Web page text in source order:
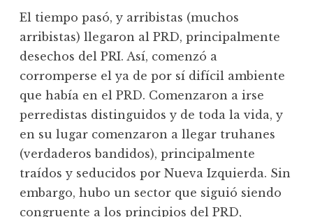
El tiempo pasó, y arribistas (muchos
arribistas) llegaron al PRD, principalmente
desechos del PRI. Así, comenzó a
corromperse el ya de por sí difícil ambiente
que había en el PRD. Comenzaron a irse
perredistas distinguidos y de toda la vida, y
en su lugar comenzaron a llegar truhanes
(verdaderos bandidos), principalmente
traídos y seducidos por Nueva Izquierda. Sin
embargo, hubo un sector que siguió siendo
congruente a los principios del PRD,